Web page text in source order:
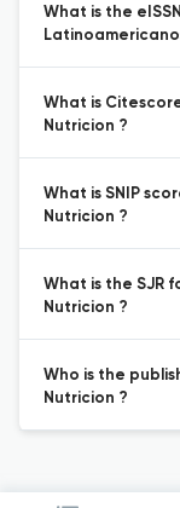
What is the
What is
Nutricion ?
What is SNIP
Nutricion ?
What is the SJR
Nutricion ?
Who is the
Nutricion ?